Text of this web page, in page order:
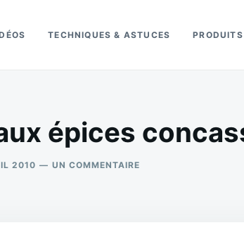
TECHNIQUES & ASTUCES PRODUITS
épices
2010 UN COMMENTAIRE